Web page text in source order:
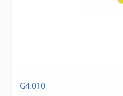
G4.010